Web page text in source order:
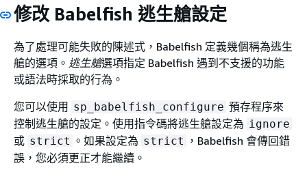
修改 Babelfish 逃生艙設定
為了處理可能失敗的陳述式，Babelfish 定義幾個稱為逃生
艙的選項。 逃生艙選項指定 Babelfish 遇到不支援的功能
或語法時採取的行為。
您可以使用 sp_babelfish_configure 預存程序來
控制逃生艙的設定。使用指令碼將逃生艙設定為 ignore
或 strict 。如果設定為 strict ，Babelfish 會傳回錯
誤，您必須更正才能繼續。